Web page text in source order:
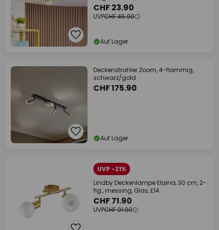
CHF 23.90
UVPCHF 45.90
Auf Lager
Deckenstrahler Zoom, 4-flammig,
schwarz/gold
CHF 175.90
Auf Lager
UVP -21%
Lindby Deckenlampe Elaina, 30 cm, 2-
flg., messing, Glas, E14
CHF 71.90
UVPCHF 91.90